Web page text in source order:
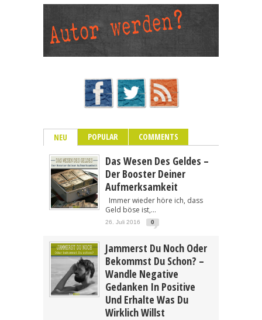
NEU POPULAR COMMENTS
Das Wesen Des Geldes –
Der Booster Deiner
Aufmerksamkeit
Immer wieder höre ich, dass
Geld böse ist,...
26. Juli 2016 0
Jammerst Du Noch Oder
Bekommst Du Schon? –
Wandle Negative
Gedanken In Positive
Und Erhalte Was Du
Wirklich Willst